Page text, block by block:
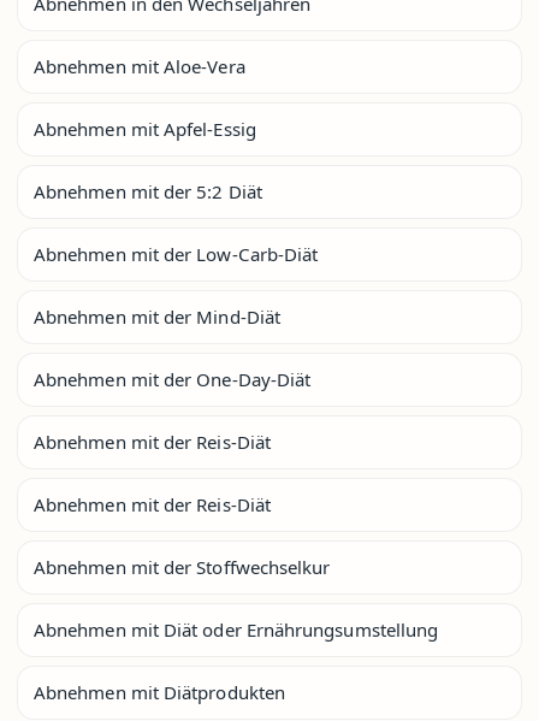
Abnehmen mit Aloe-Vera
Abnehmen mit Apfel-Essig
Abnehmen mit der 5:2 Diät
Abnehmen mit der Low-Carb-Diät
Abnehmen mit der Mind-Diät
Abnehmen mit der One-Day-Diät
Abnehmen mit der Reis-Diät
Abnehmen mit der Reis-Diät
Abnehmen mit der Stoffwechselkur
Abnehmen mit Diät oder Ernährungsumstellung
Abnehmen mit Diätprodukten